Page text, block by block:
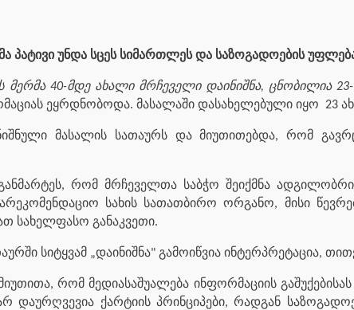
პატივი უნდა სცეს სიმართლეს და საზოგადოების
მერმა 40-მდე ახალი მრჩეველი დაინიშნა, ცნობილია 23-
ეყრდნობოდა. მასალაში დასახელებული იყო 23
მასალის სათაურს და მიუთითებდა, რომ
რომ მრჩეველთა საბჭო შეიქმნა
სახის სათათბირო ორგანო, მისი
სახელფასო განაკვეთი.
სიტყვამ „დაინიშნა" გამოიწვია ინტერპრეტაცია,
რომ მედიასაშუალება ინფორმაციის
დაურღვევია ქარტიის პრინციპები, რადგან